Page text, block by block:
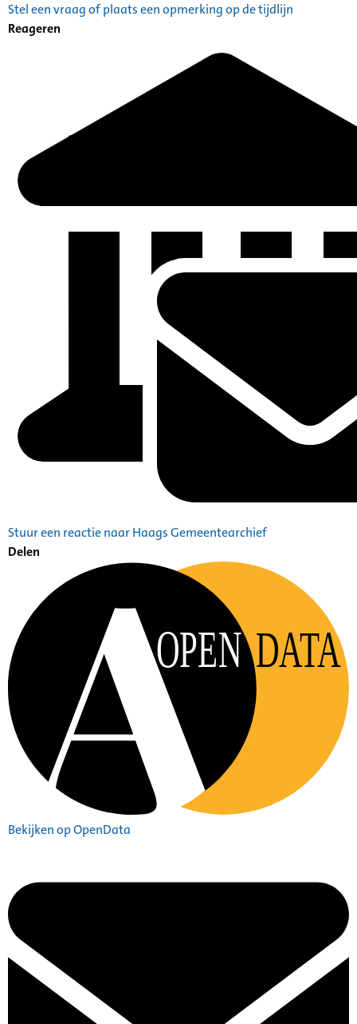
Stel een vraag of plaats een opmerking op de tijdlijn
Reageren
Stuur een reactie naar Haags Gemeentearchief
Delen
OPEN DATA
Bekijken op OpenData